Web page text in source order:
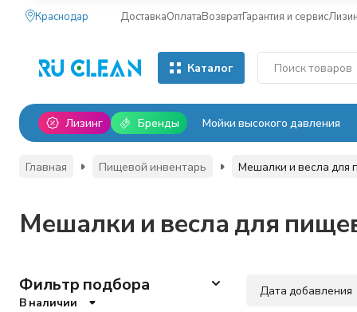
Краснодар ДоставкаОплатаВозвратГарантия и сервис
Каталог
Лизинг Бренды Мойки высокого давления
Главная Пищевой инвентарь Мешалки и весла для
Мешалки и весла для
Дата добавления
Фильтр подбора
В наличии